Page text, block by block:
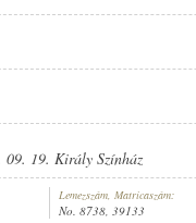
19. Király Színház
Lemezszám, Matricaszám:
No. 8738, 39133